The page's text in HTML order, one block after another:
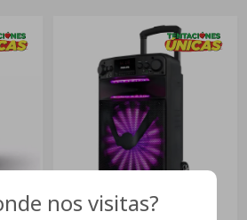
nos visitas?